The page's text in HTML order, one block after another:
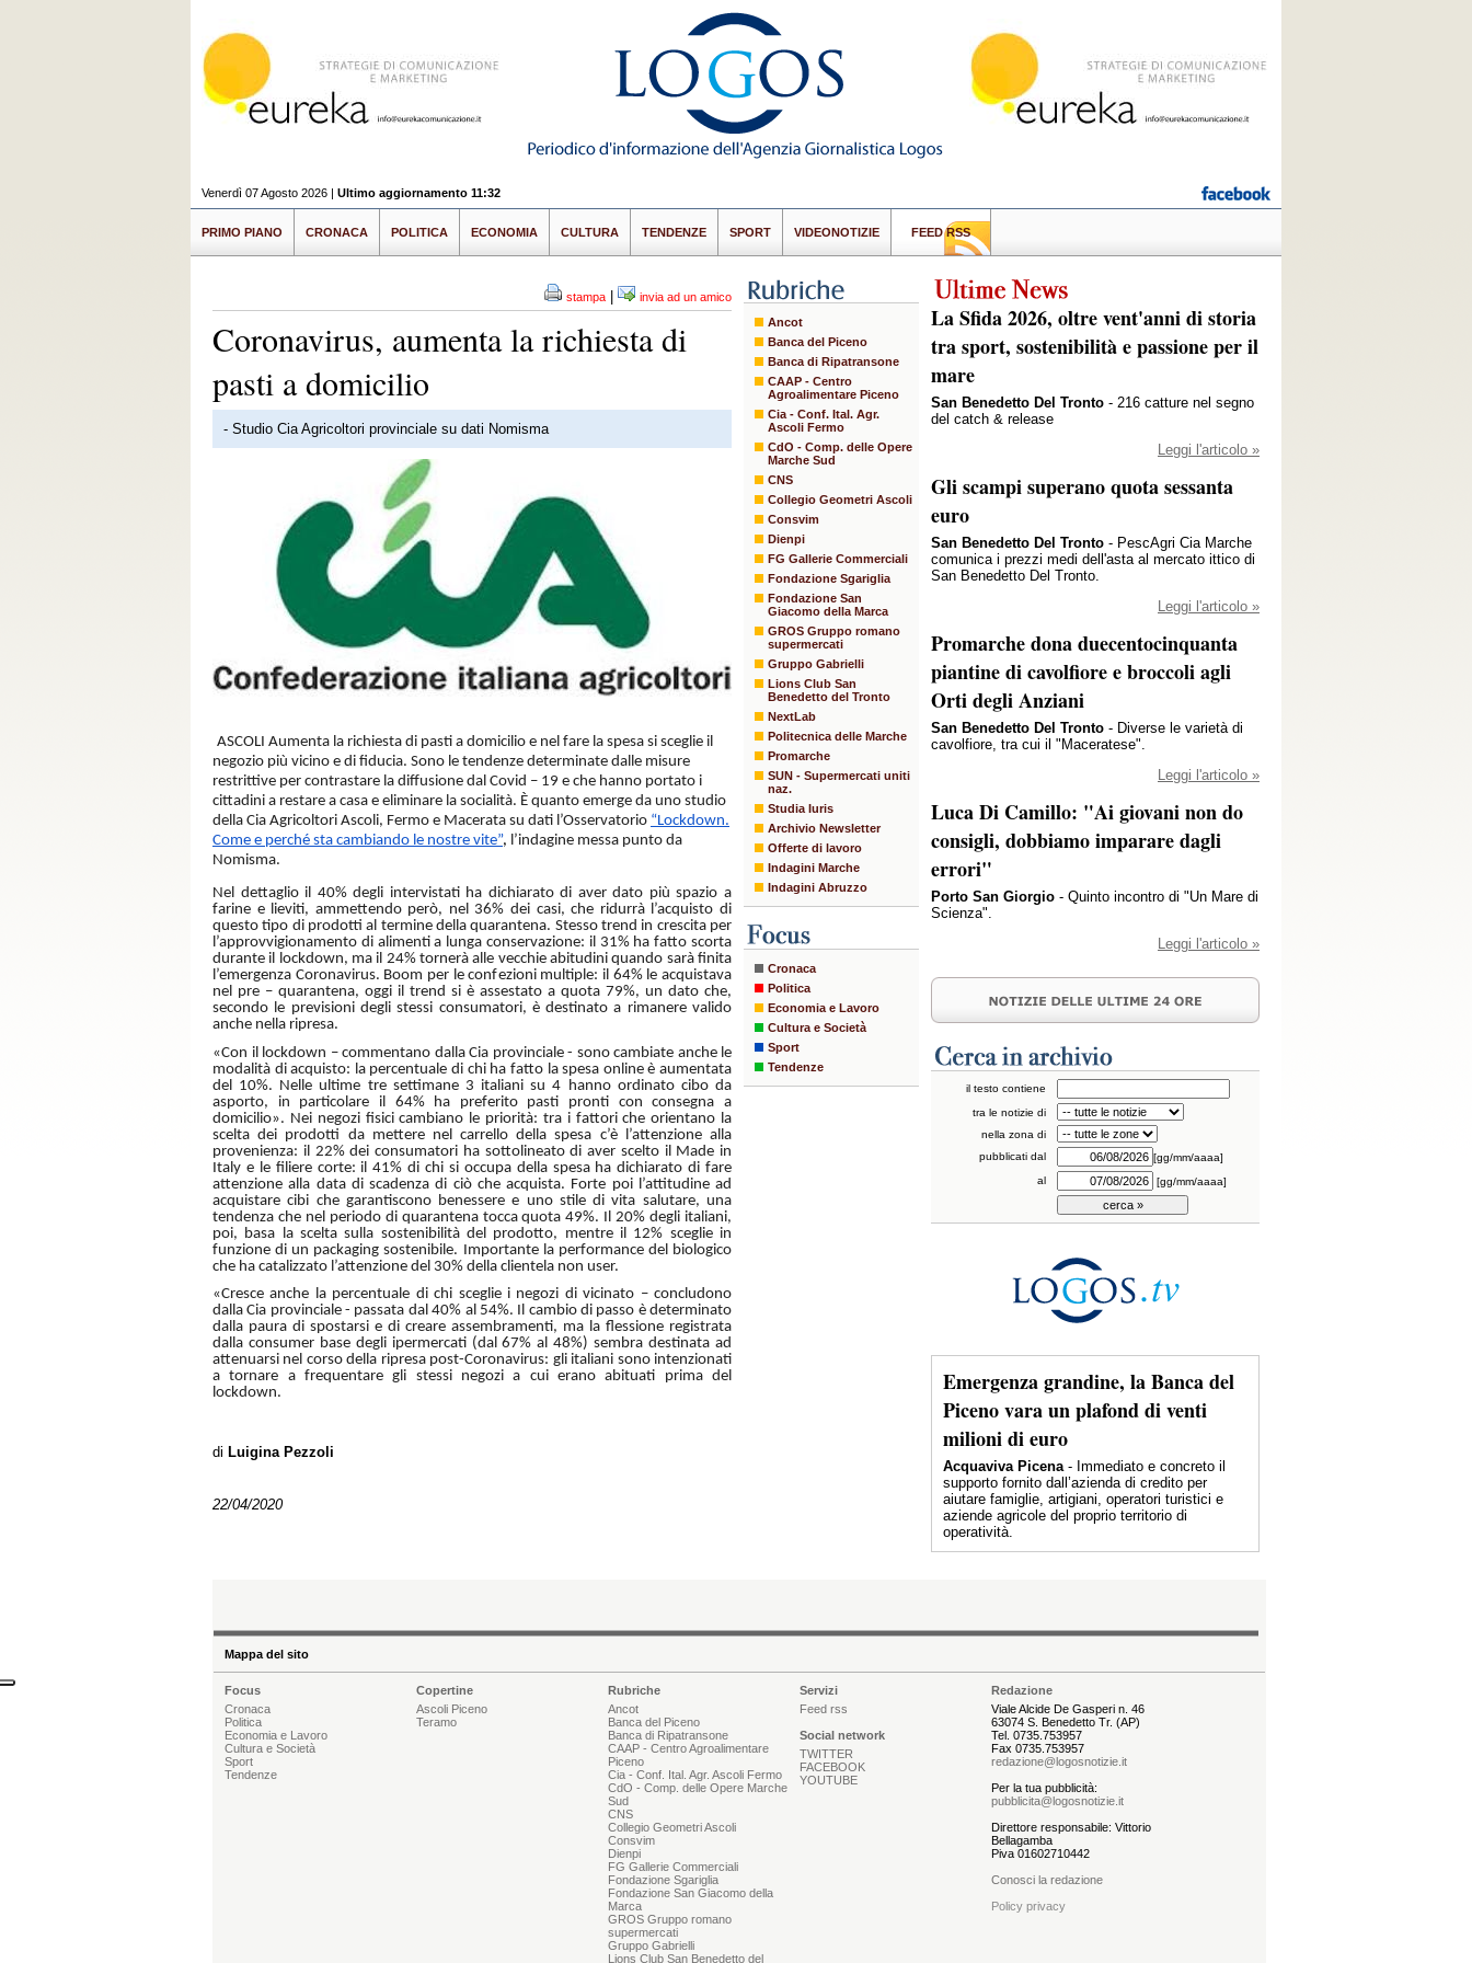
Venerdì 07 Agosto 2026 | Ultimo aggiornamento 11:32
PRIMO PIANO CRONACA POLITICA ECONOMIA CULTURA TENDENZE SPORT VIDEONOTIZIE FEED RSS
stampa invia ad un amico
Coronavirus, aumenta la richiesta di
pasti a domicilio
- Studio Cia Agricoltori provinciale su dati Nomisma
ASCOLI Aumenta la richiesta di pasti a domicilio e nel fare la spesa si sceglie il
negozio più vicino e di fiducia. Sono le tendenze determinate dalle misure
restrittive per contrastare la diffusione dal Covid – 19 e che hanno portato i
cittadini a restare a casa e eliminare la socialità. È quanto emerge da uno studio
della Cia Agricoltori Ascoli, Fermo e Macerata su dati l’Osservatorio “Lockdown.
Come e perché sta cambiando le nostre vite”, l’indagine messa punto da
Nomisma.
Nel dettaglio il 40% degli intervistati ha dichiarato di aver dato più spazio a
farine e lieviti, ammettendo però, nel 36% dei casi, che ridurrà l’acquisto di
questo tipo di prodotti al termine della quarantena. Stesso trend in crescita per
l’approvvigionamento di alimenti a lunga conservazione: il 31% ha fatto scorta
durante il lockdown, ma il 24% tornerà alle vecchie abitudini quando sarà finita
l’emergenza Coronavirus. Boom per le confezioni multiple: il 64% le acquistava
nel pre – quarantena, oggi il trend si è assestato a quota 79%, un dato che,
secondo le previsioni degli stessi consumatori, è destinato a rimanere valido
anche nella ripresa.
«Con il lockdown – commentano dalla Cia provinciale - sono cambiate anche le
modalità di acquisto: la percentuale di chi ha fatto la spesa online è aumentata
del 10%. Nelle ultime tre settimane 3 italiani su 4 hanno ordinato cibo da
asporto, in particolare il 64% ha preferito pasti pronti con consegna a
domicilio». Nei negozi fisici cambiano le priorità: tra i fattori che orientano la
scelta dei prodotti da mettere nel carrello della spesa c’è l’attenzione alla
provenienza: il 22% dei consumatori ha sottolineato di aver scelto il Made in
Italy e le filiere corte: il 41% di chi si occupa della spesa ha dichiarato di fare
attenzione alla data di scadenza di ciò che acquista. Forte poi l’attitudine ad
acquistare cibi che garantiscono benessere e uno stile di vita salutare, una
tendenza che nel periodo di quarantena tocca quota 49%. Il 20% degli italiani,
poi, basa la scelta sulla sostenibilità del prodotto, mentre il 12% sceglie in
funzione di un packaging sostenibile. Importante la performance del biologico
che ha catalizzato l’attenzione del 30% della clientela non user.
«Cresce anche la percentuale di chi sceglie i negozi di vicinato – concludono
dalla Cia provinciale - passata dal 40% al 54%. Il cambio di passo è determinato
dalla paura di spostarsi e di creare assembramenti, ma la flessione registrata
dalla consumer base degli ipermercati (dal 67% al 48%) sembra destinata ad
attenuarsi nel corso della ripresa post-Coronavirus: gli italiani sono intenzionati
a tornare a frequentare gli stessi negozi a cui erano abituati prima del
lockdown.
di Luigina Pezzoli
22/04/2020
Ancot
Banca del Piceno
Banca di Ripatransone
CAAP - Centro
Agroalimentare Piceno
Cia - Conf. Ital. Agr.
Ascoli Fermo
CdO - Comp. delle Opere
Marche Sud
CNS
Collegio Geometri Ascoli
Consvim
Dienpi
FG Gallerie Commerciali
Fondazione Sgariglia
Fondazione San
Giacomo della Marca
GROS Gruppo romano
supermercati
Gruppo Gabrielli
Lions Club San
Benedetto del Tronto
NextLab
Politecnica delle Marche
Promarche
SUN - Supermercati uniti
naz.
Studia Iuris
Archivio Newsletter
Offerte di lavoro
Indagini Marche
Indagini Abruzzo
Cronaca
Politica
Economia e Lavoro
Cultura e Società
Sport
Tendenze
La Sfida 2026, oltre vent'anni di storia
tra sport, sostenibilità e passione per il
mare
San Benedetto Del Tronto - 216 catture nel segno
del catch & release
Leggi l'articolo »
Gli scampi superano quota sessanta
euro
San Benedetto Del Tronto - PescAgri Cia Marche
comunica i prezzi medi dell'asta al mercato ittico di
San Benedetto Del Tronto.
Leggi l'articolo »
Promarche dona duecentocinquanta
piantine di cavolfiore e broccoli agli
Orti degli Anziani
San Benedetto Del Tronto - Diverse le varietà di
cavolfiore, tra cui il "Maceratese".
Leggi l'articolo »
Luca Di Camillo: "Ai giovani non do
consigli, dobbiamo imparare dagli
errori"
Porto San Giorgio - Quinto incontro di "Un Mare di
Scienza".
Leggi l'articolo »
il testo contiene
tra le notizie di
nella zona di
pubblicati dal
[gg/mm/aaaa]
al
[gg/mm/aaaa]
Emergenza grandine, la Banca del
Piceno vara un plafond di venti
milioni di euro
Acquaviva Picena- Immediato e concreto il
supporto fornito dall’azienda di credito per
aiutare famiglie, artigiani, operatori turistici e
aziende agricole del proprio territorio di
operatività.
Mappa del sito
Focus
Cronaca
Politica
Economia e Lavoro
Cultura e Società
Sport
Tendenze
Copertine
Ascoli Piceno
Teramo
Rubriche
Ancot
Banca del Piceno
Banca di Ripatransone
CAAP - Centro Agroalimentare
Piceno
Cia - Conf. Ital. Agr. Ascoli Fermo
CdO - Comp. delle Opere Marche
Sud
CNS
Collegio Geometri Ascoli
Consvim
Dienpi
FG Gallerie Commerciali
Fondazione Sgariglia
Fondazione San Giacomo della
Marca
GROS Gruppo romano
supermercati
Gruppo Gabrielli
Lions Club San Benedetto del
Servizi
Feed rss
Social network
TWITTER
FACEBOOK
YOUTUBE
Redazione
Viale Alcide De Gasperi n. 46
63074 S. Benedetto Tr. (AP)
Tel. 0735.753957
Fax 0735.753957
redazione@logosnotizie.it
Per la tua pubblicità:
pubblicita@logosnotizie.it
Direttore responsabile: Vittorio
Bellagamba
Piva 01602710442
Conosci la redazione
Policy privacy